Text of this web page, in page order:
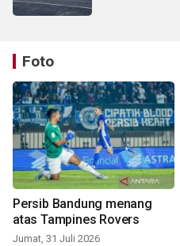
Foto
Persib Bandung menang
atas Tampines Rovers
Jumat, 31 Juli 2026